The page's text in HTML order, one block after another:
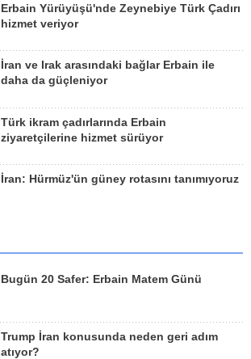
Erbain Yürüyüşü'nde Zeynebiye Türk Çadırı
hizmet veriyor
İran ve Irak arasındaki bağlar Erbain ile
daha da güçleniyor
Türk ikram çadırlarında Erbain
ziyaretçilerine hizmet sürüyor
İran: Hürmüz'ün güney rotasını tanımıyoruz
Bugün 20 Safer: Erbain Matem Günü
Trump İran konusunda neden geri adım
atıyor?